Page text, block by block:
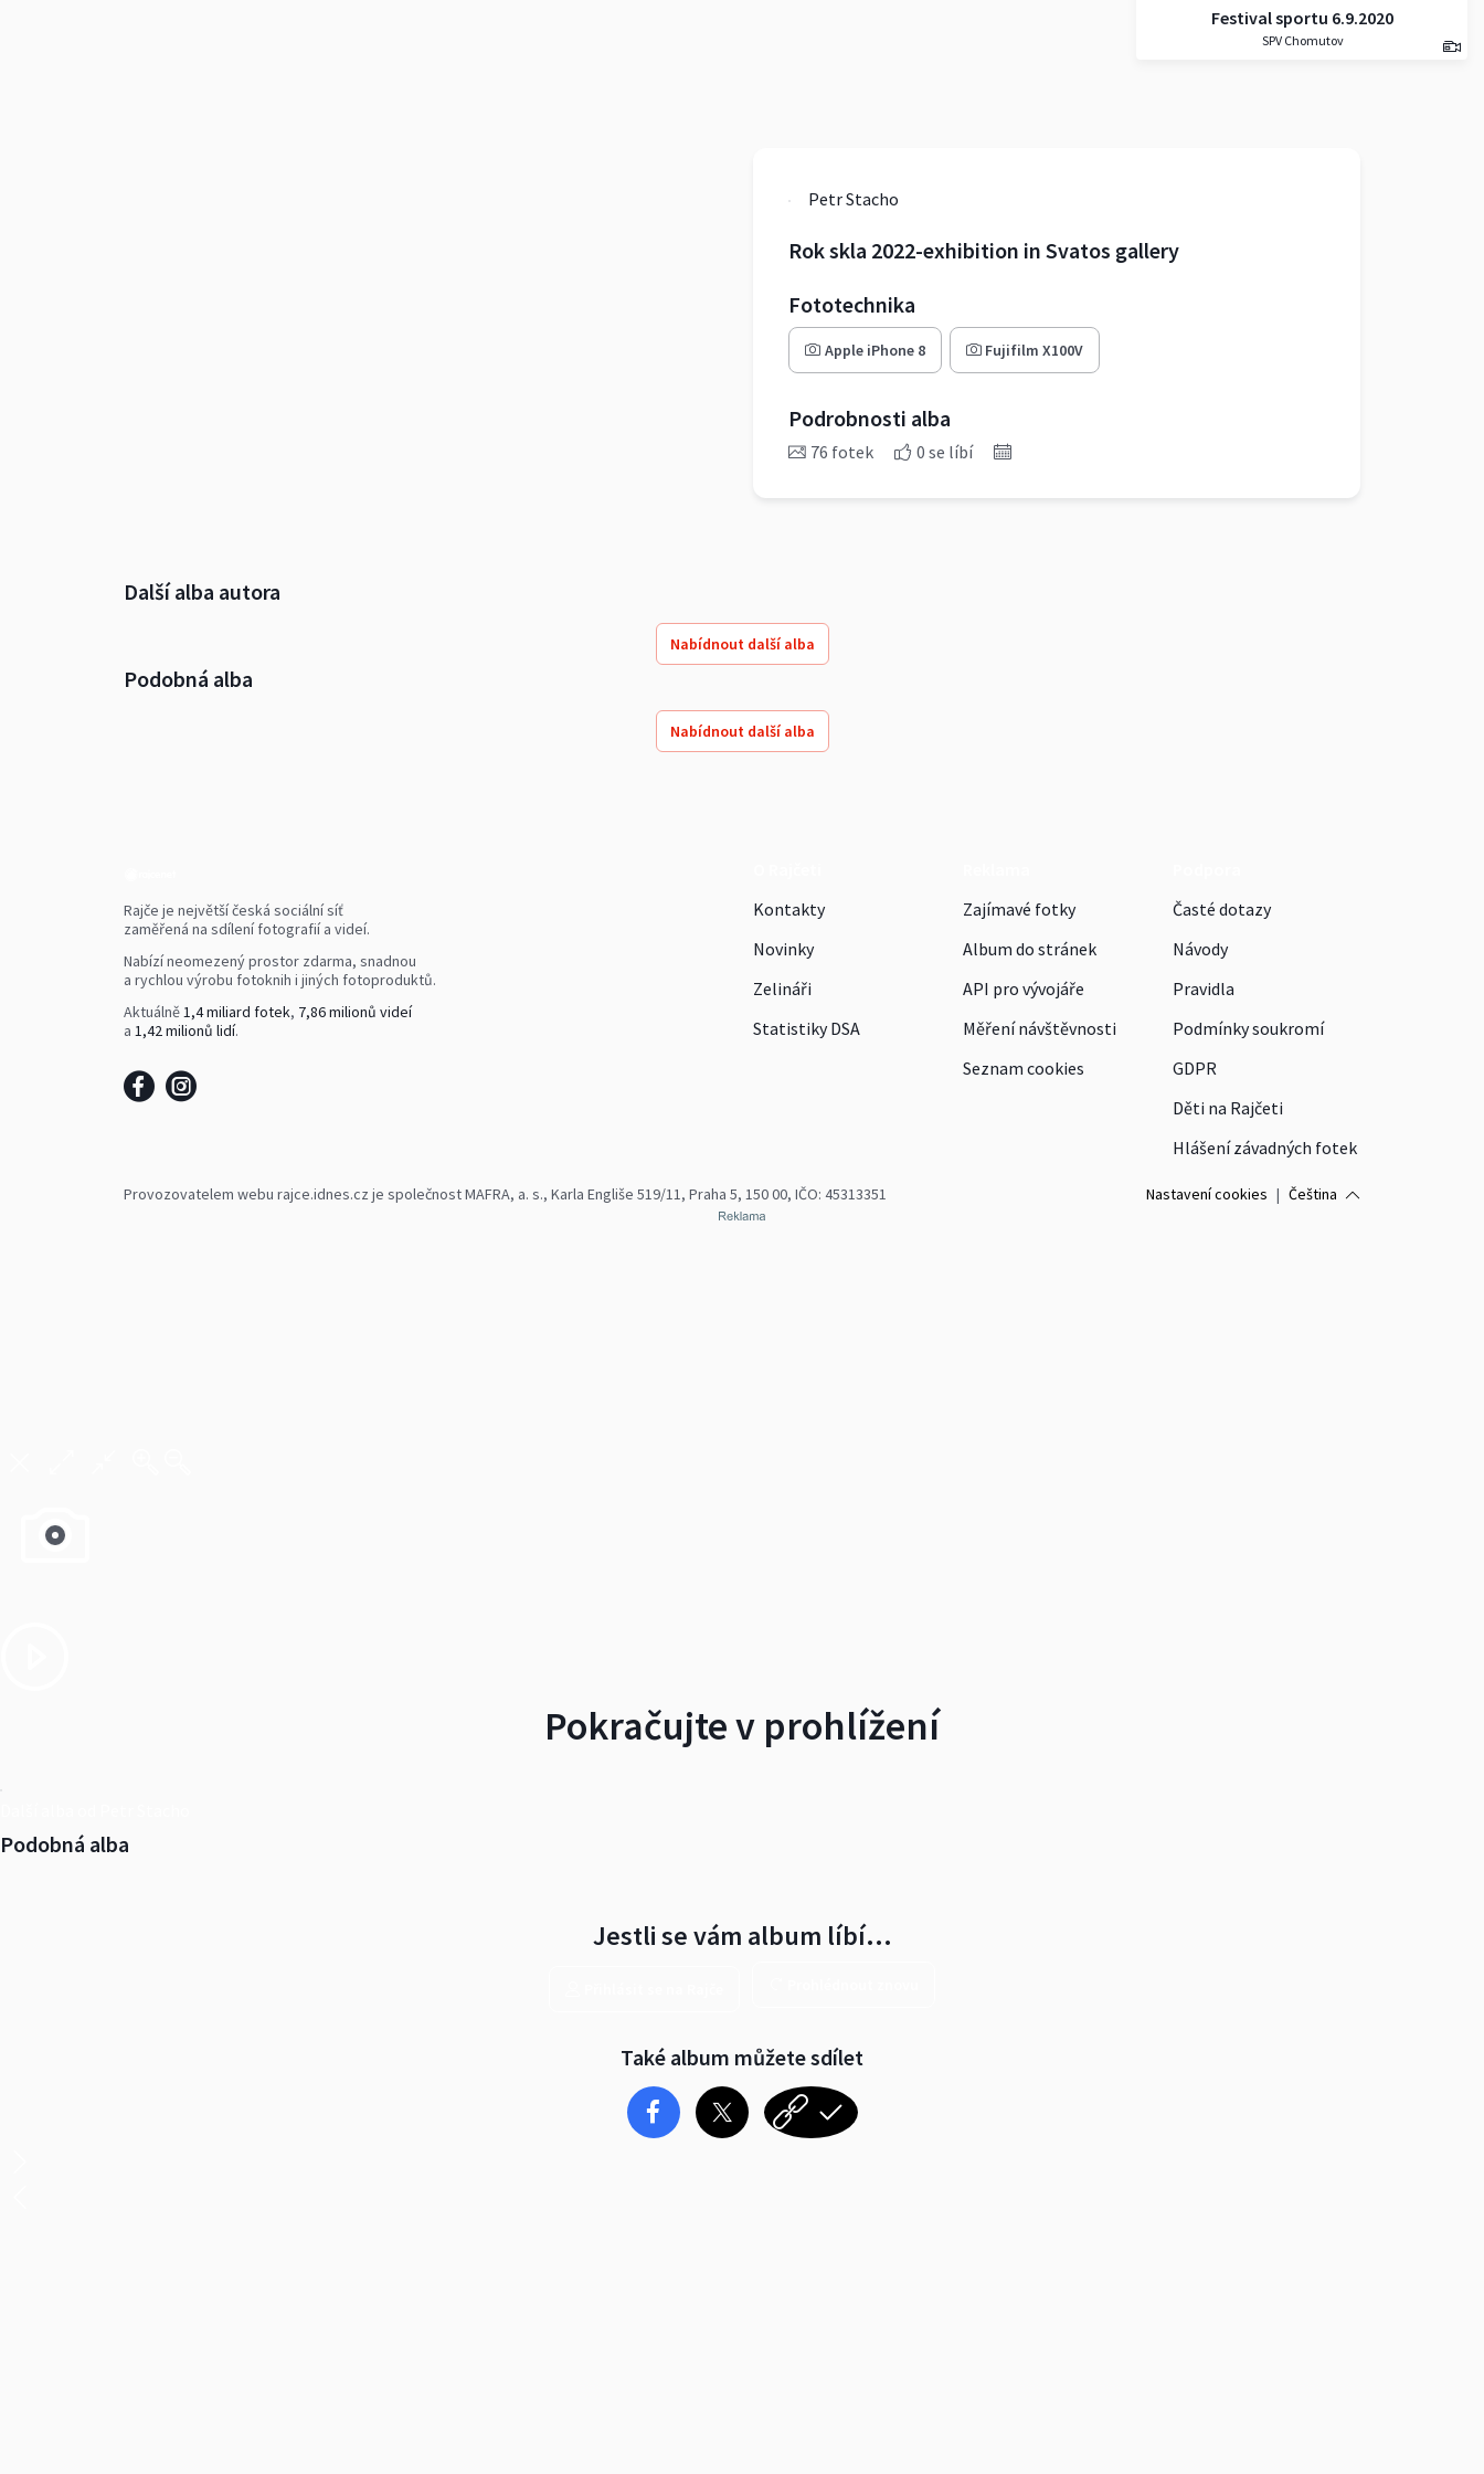
Festival sportu 6.9.2020
SPV Chomutov
Petr Stacho
Rok skla 2022-exhibition in Svatos gallery
Fototechnika
Apple iPhone 8 Fujifilm X100V
Podrobnosti alba
76 fotek 0 se líbí
Další alba autora
Nabídnout další alba
Podobná alba
Nabídnout další alba
Rajče je největší česká sociální síť
zaměřená na sdílení fotografií a videí.
Nabízí neomezený prostor zdarma, snadnou
a rychlou výrobu fotoknih i jiných fotoproduktů.
Aktuálně1,4 miliard fotek, 7,86 milionů videí
a 1,42 milionů lidí.
Kontakty
Novinky
Zelináři
Statistiky DSA
Zajímavé fotky
Album do stránek
API pro vývojáře
Měření návštěvnosti
Seznam cookies
Časté dotazy
Návody
Pravidla
Podmínky soukromí
GDPR
Děti na Rajčeti
Hlášení závadných fotek
Provozovatelem webu rajce.idnes.cz je společnost MAFRA, a. s., Karla Engliše 519/11, Praha 5, 150 00, IČO: 45313351 Nastavení cookies | Čeština
Pokračujte v prohlížení
Podobná alba
Jestli se vám album líbí…
Také album můžete sdílet